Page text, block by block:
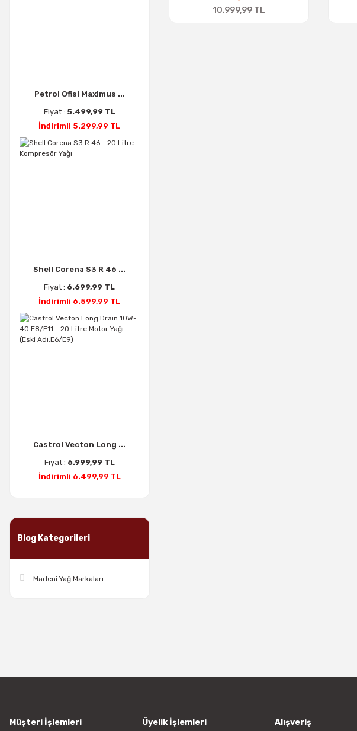
Petrol Ofisi Maximus ...
Fiyat : 5.499,99 TL
İndirimli 5.299,99 TL
Shell Corena S3 R 46 ...
Fiyat : 6.699,99 TL
İndirimli 6.599,99 TL
Castrol Vecton Long ...
Fiyat : 6.999,99 TL
İndirimli 6.499,99 TL
Blog Kategorileri
Madeni Yağ Markaları
10.999,99 TL
Müşteri İşlemleri Üyelik İşlemleri Alışveriş